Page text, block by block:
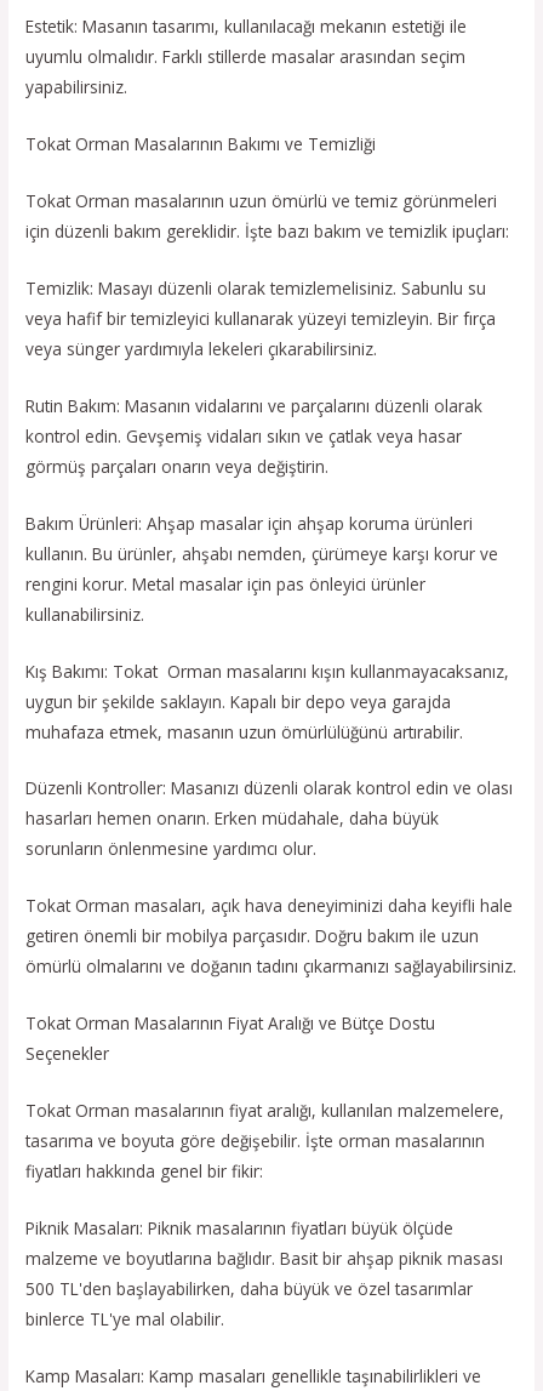
Estetik: Masanın tasarımı, kullanılacağı mekanın estetiği ile
uyumlu olmalıdır. Farklı stillerde masalar arasından seçim
yapabilirsiniz.
Tokat Orman Masalarının Bakımı ve Temizliği
Tokat Orman masalarının uzun ömürlü ve temiz görünmeleri
için düzenli bakım gereklidir. İşte bazı bakım ve temizlik ipuçları:
Temizlik: Masayı düzenli olarak temizlemelisiniz. Sabunlu su
veya hafif bir temizleyici kullanarak yüzeyi temizleyin. Bir fırça
veya sünger yardımıyla lekeleri çıkarabilirsiniz.
Rutin Bakım: Masanın vidalarını ve parçalarını düzenli olarak
kontrol edin. Gevşemiş vidaları sıkın ve çatlak veya hasar
görmüş parçaları onarın veya değiştirin.
Bakım Ürünleri: Ahşap masalar için ahşap koruma ürünleri
kullanın. Bu ürünler, ahşabı nemden, çürümeye karşı korur ve
rengini korur. Metal masalar için pas önleyici ürünler
kullanabilirsiniz.
Kış Bakımı: Tokat Orman masalarını kışın kullanmayacaksanız,
uygun bir şekilde saklayın. Kapalı bir depo veya garajda
muhafaza etmek, masanın uzun ömürlülüğünü artırabilir.
Düzenli Kontroller: Masanızı düzenli olarak kontrol edin ve olası
hasarları hemen onarın. Erken müdahale, daha büyük
sorunların önlenmesine yardımcı olur.
Tokat Orman masaları, açık hava deneyiminizi daha keyifli hale
getiren önemli bir mobilya parçasıdır. Doğru bakım ile uzun
ömürlü olmalarını ve doğanın tadını çıkarmanızı sağlayabilirsiniz.
Tokat Orman Masalarının Fiyat Aralığı ve Bütçe Dostu
Seçenekler
Tokat Orman masalarının fiyat aralığı, kullanılan malzemelere,
tasarıma ve boyuta göre değişebilir. İşte orman masalarının
fiyatları hakkında genel bir fikir:
Piknik Masaları: Piknik masalarının fiyatları büyük ölçüde
malzeme ve boyutlarına bağlıdır. Basit bir ahşap piknik masası
500 TL'den başlayabilirken, daha büyük ve özel tasarımlar
binlerce TL'ye mal olabilir.
Kamp Masaları: Kamp masaları genellikle taşınabilirlikleri ve